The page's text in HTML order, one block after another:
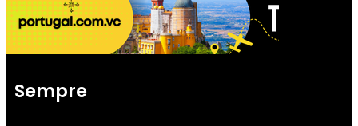
Sempre